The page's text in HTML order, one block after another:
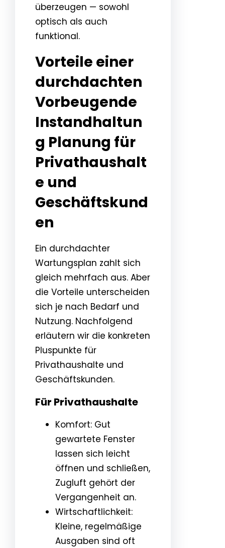
überzeugen — sowohl
optisch als auch
funktional.
Vorteile einer
durchdachten
Vorbeugende
Instandhaltun
g Planung für
Privathaushalt
e und
Geschäftskund
en
Ein durchdachter
Wartungsplan zahlt sich
gleich mehrfach aus. Aber
die Vorteile unterscheiden
sich je nach Bedarf und
Nutzung. Nachfolgend
erläutern wir die konkreten
Pluspunkte für
Privathaushalte und
Geschäftskunden.
Für Privathaushalte
Komfort: Gut
gewartete Fenster
lassen sich leicht
öffnen und schließen,
Zugluft gehört der
Vergangenheit an.
Wirtschaftlichkeit:
Kleine, regelmäßige
Ausgaben sind oft